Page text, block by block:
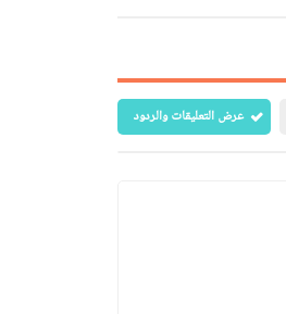
عرض التعليقات والردود